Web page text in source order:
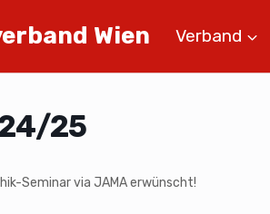
Wien Verband
25
Seminar via JAMA erwünscht!